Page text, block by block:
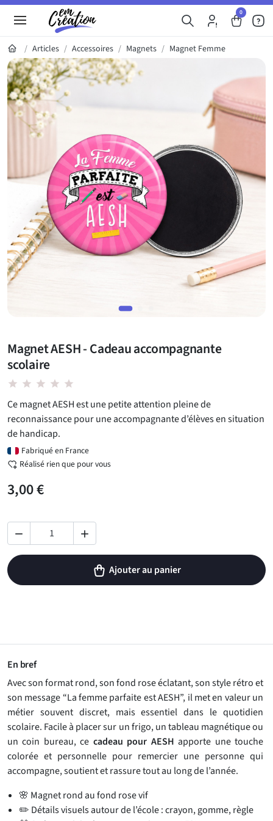
0
Articles Accessoires Magnets Magnet Femme
Galerie du produit
Magnet AESH - Cadeau accompagnante
scolaire
star star star star star
Ce magnet AESH est une petite attention pleine de
reconnaissance pour une accompagnante d’élèves en situation
de handicap.
Fabriqué en France
Réalisé rien que pour vous
3,00 €
 
Ajouter au panier
En bref
Avec son format rond, son fond rose éclatant, son style rétro et
son message “La femme parfaite est AESH”, il met en valeur un
métier souvent discret, mais essentiel dans le quotidien
scolaire. Facile à placer sur un frigo, un tableau magnétique ou
un coin bureau, ce cadeau pour AESH apporte une touche
colorée et personnelle pour remercier une personne qui
accompagne, soutient et rassure tout au long de l’année.
🌸 Magnet rond au fond rose vif
✏️ Détails visuels autour de l’école : crayon, gomme, règle